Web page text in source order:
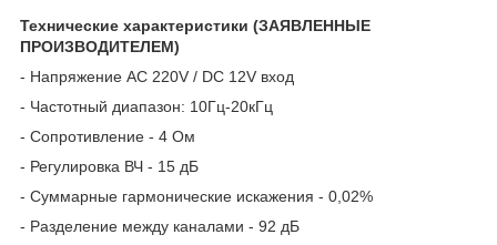
Технические характеристики (ЗАЯВЛЕННЫЕ
ПРОИЗВОДИТЕЛЕМ)
- Напряжение AC 220V / DC 12V вход
- Частотный диапазон: 10Гц-20кГц
- Сопротивление - 4 Ом
- Регулировка ВЧ - 15 дБ
- Суммарные гармонические искажения - 0,02%
- Разделение между каналами - 92 дБ